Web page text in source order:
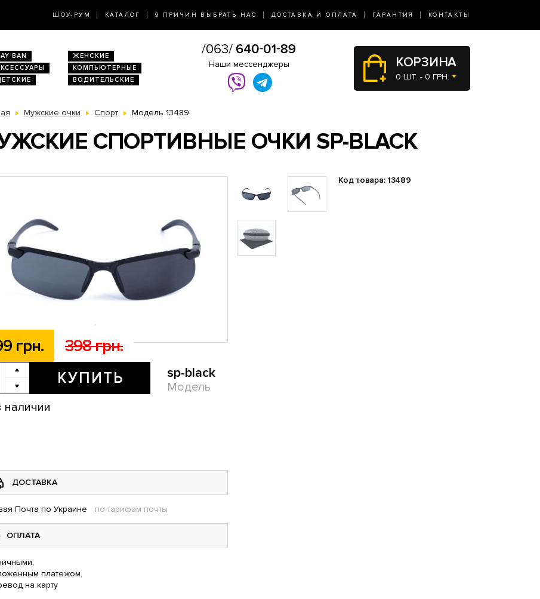
ШОУ-РУМ КАТАЛОГ 9 ПРИЧИН ВЫБРАТЬ НАС ДОСТАВКА И ОПЛАТА ГАРАНТИЯ КОНТАКТЫ
BAN
ЖЕНСКИЕ
КОМПЬЮТЕРНЫЕ
ВОДИТЕЛЬСКИЕ
Наши мессенджеры КОРЗИНА
0 ШТ. - 0 ГРН.
Мужские очки Спорт Модель 13489
СПОРТИВНЫЕ ОЧКИ SP-BLACK
грн. 398 грн.
КУПИТЬ sp-black
Модель
наличии
Код товара: 13489
ДОСТАВКА
Почта по Украине по тарифам почты
ОПЛАТА
платежом,
на карту